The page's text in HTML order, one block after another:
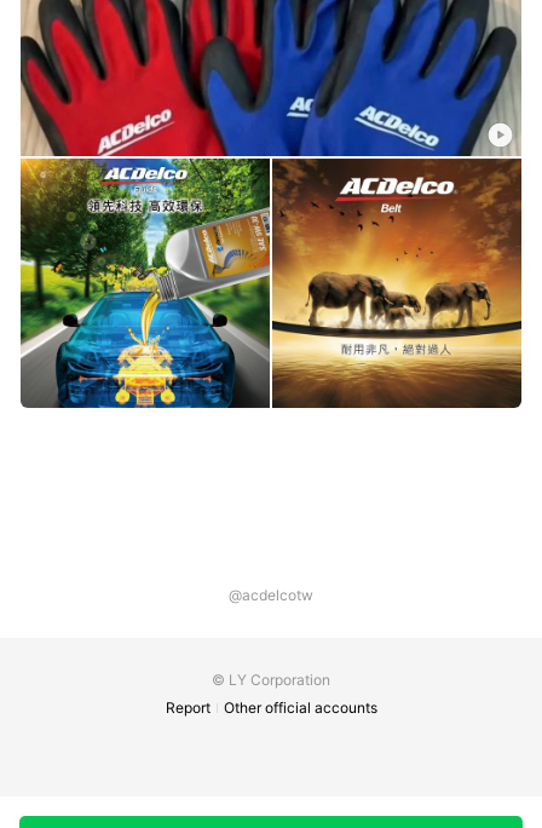
@acdelcotw
© LY Corporation
Report
Other official accounts